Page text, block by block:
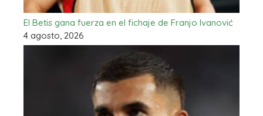
El Betis gana fuerza en el fichaje de Franjo Ivanović
4 agosto, 2026